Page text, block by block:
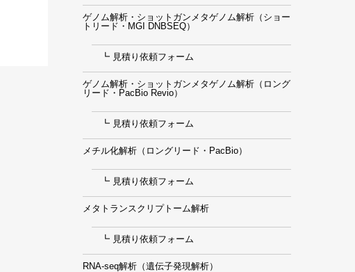
ゲノム解析・ショットガンメタゲノム解析（ショー
トリード・MGI DNBSEQ）
┗ 見積り依頼フォーム
ゲノム解析・ショットガンメタゲノム解析（ロング
リード・PacBio Revio）
┗ 見積り依頼フォーム
メチル化解析（ロングリード・PacBio）
┗ 見積り依頼フォーム
メタトランスクリプトーム解析
┗ 見積り依頼フォーム
RNA-seq解析（遺伝子発現解析）